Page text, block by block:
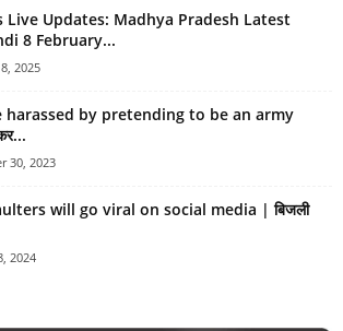
Live Updates: Madhya Pradesh Latest
8 February...
2025
harassed by pretending to be an army
30, 2023
will go viral on social media | बिजली
2024